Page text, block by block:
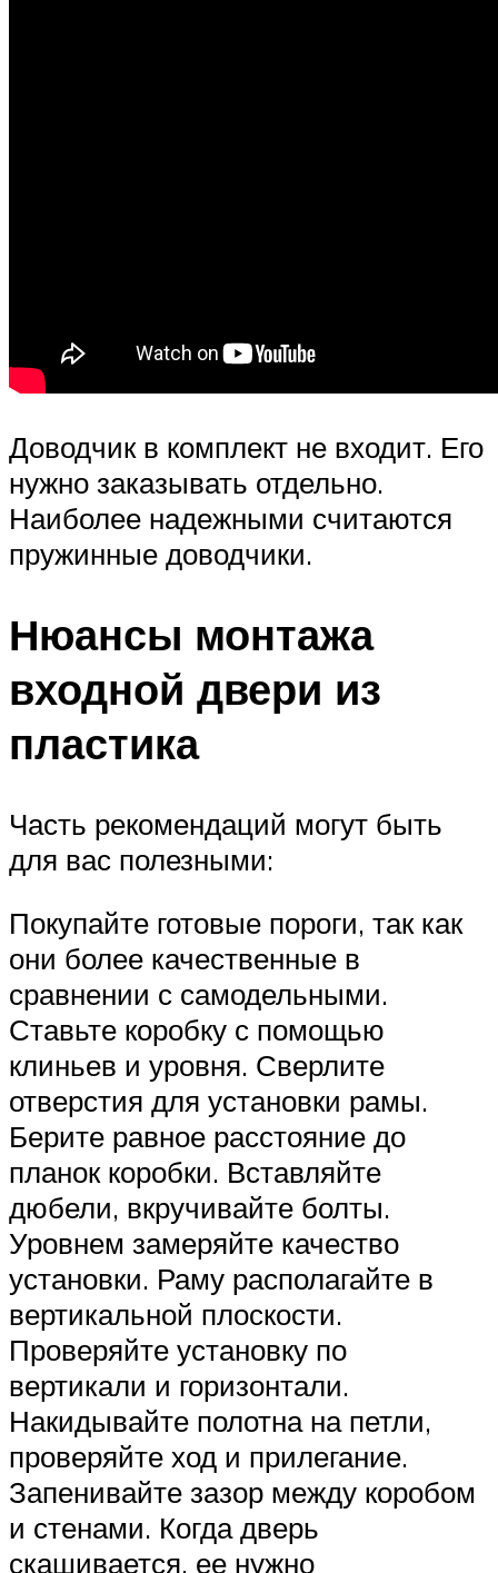
Доводчик в комплект не входит. Его
нужно заказывать отдельно.
Наиболее надежными считаются
пружинные доводчики.
Нюансы монтажа
входной двери из
пластика
Часть рекомендаций могут быть
для вас полезными:
Покупайте готовые пороги, так как
они более качественные в
сравнении с самодельными.
Ставьте коробку с помощью
клиньев и уровня. Сверлите
отверстия для установки рамы.
Берите равное расстояние до
планок коробки. Вставляйте
дюбели, вкручивайте болты.
Уровнем замеряйте качество
установки. Раму располагайте в
вертикальной плоскости.
Проверяйте установку по
вертикали и горизонтали.
Накидывайте полотна на петли,
проверяйте ход и прилегание.
Запенивайте зазор между коробом
и стенами. Когда дверь
скашивается, ее нужно